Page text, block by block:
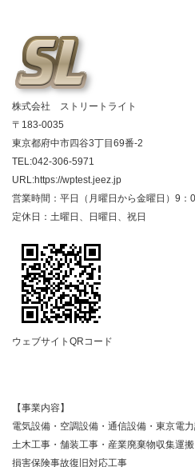
株式会社 ストリートライト
〒183-0035
東京都府中市四谷3丁目69番-2
TEL:042-306-5971
URL:https://wptest.jeez.jp
営業時間：平日（月曜日から金曜日）9：
定休日：土曜日、日曜日、祝日
ウェブサイトQRコード
【事業内容】
電気設備・空調設備・通信設備・東京電
土木工事・舗装工事・産業廃棄物収集運搬
損害保険事故復旧対応工事